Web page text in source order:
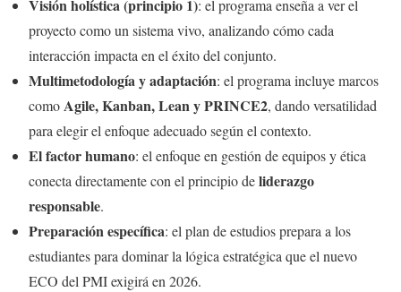
Visión holística (principio 1): el programa enseña a ver el
proyecto como un sistema vivo, analizando cómo cada
interacción impacta en el éxito del conjunto.
Multimetodología y adaptación: el programa incluye marcos
comoAgile, Kanban, Lean y PRINCE2, dando versatilidad
para elegir el enfoque adecuado según el contexto.
El factor humano: el enfoque en gestión de equipos y ética
conecta directamente con el principio deliderazgo
responsable.
Preparación específica: el plan de estudios prepara a los
estudiantes para dominar la lógica estratégica que el nuevo
ECO del PMI exigirá en 2026.